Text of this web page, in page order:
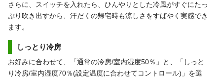
さらに、スイッチを入れたら、ひんやりとした冷風がすぐにたっ
ぷり吹き出すから、汗だくの帰宅時も涼しさをすばやく実感でき
ます。
しっとり冷房
お好みに合わせて、「通常の冷房/室内湿度50％」と、「しっと
り冷房/室内湿度70％(設定温度に合わせてコントロール)」を選